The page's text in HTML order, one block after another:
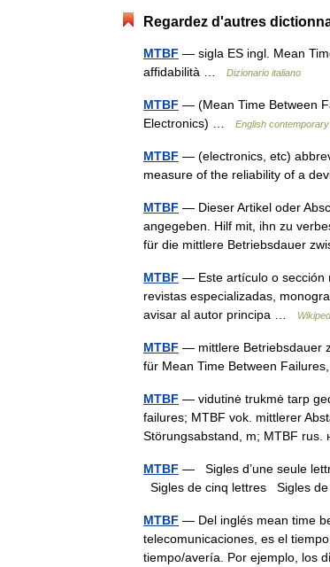
Regardez d'autres
MTBF — sigla ES ingl. Mean
affidabilità …
Dizionario italiano
MTBF — (Mean Time Between
Electronics) …
English
MTBF — (electronics, etc)
measure of the reliability of a
MTBF — Dieser Artikel oder
angegeben. Hilf mit, ihn zu
für die mittlere Betriebsdauer
MTBF — Este artículo o sección
revistas especializadas,
avisar al autor principa …
MTBF — mittlere Betriebsdauer
für Mean Time Between
MTBF — vidutinė trukmė tarp
failures; MTBF vok. mittlerer
Störungsabstand, m; MTBF
MTBF — Sigles d’une seule
Sigles de cinq lettres Sigles
MTBF — Del inglés mean time
telecomunicaciones, es el
tiempo/avería. Por ejemplo, los